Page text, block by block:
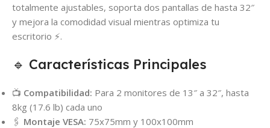
totalmente ajustables, soporta dos pantallas de hasta 32″
y mejora la comodidad visual mientras optimiza tu
escritorio ⚡.
🔹 Características Principales
📺 Compatibilidad: Para 2 monitores de 13″ a 32″, hasta
8kg (17.6 lb) cada uno
🖇️ Montaje VESA: 75x75mm y 100x100mm